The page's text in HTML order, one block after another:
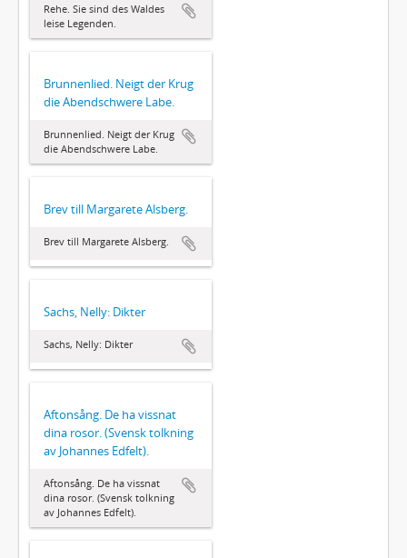
Rehe. Sie sind des Waldes
leise Legenden.
Brunnenlied. Neigt der Krug
die Abendschwere Labe.
Brunnenlied. Neigt der Krug
die Abendschwere Labe.
Brev till Margarete Alsberg.
Brev till Margarete Alsberg.
Sachs, Nelly: Dikter
Sachs, Nelly: Dikter
Aftonsång. De ha vissnat
dina rosor. (Svensk tolkning
av Johannes Edfelt).
Aftonsång. De ha vissnat
dina rosor. (Svensk tolkning
av Johannes Edfelt).